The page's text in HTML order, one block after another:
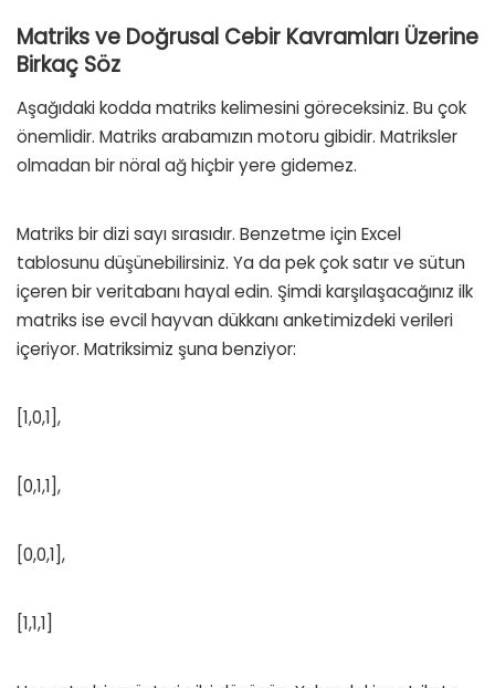
Matriks ve Doğrusal Cebir Kavramları Üzerine
Birkaç Söz
Aşağıdaki kodda matriks kelimesini göreceksiniz. Bu çok
önemlidir. Matriks arabamızın motoru gibidir. Matriksler
olmadan bir nöral ağ hiçbir yere gidemez.
Matriks bir dizi sayı sırasıdır. Benzetme için Excel
tablosunu düşünebilirsiniz. Ya da pek çok satır ve sütun
içeren bir veritabanı hayal edin. Şimdi karşılaşacağınız ilk
matriks ise evcil hayvan dükkanı anketimizdeki verileri
içeriyor. Matriksimiz şuna benziyor:
[1,0,1],
[0,1,1],
[0,0,1],
[1,1,1]